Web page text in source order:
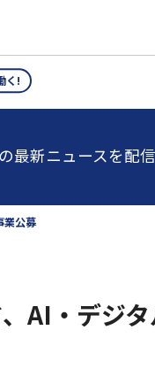
く!
新ニュースを配信
業公募
AI・デジ